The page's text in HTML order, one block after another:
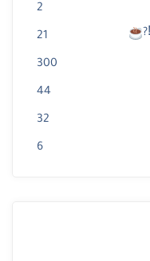
2
21
300
44
32
6